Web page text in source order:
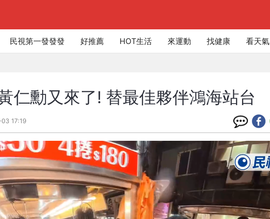
民視第一發發發 好推薦 HOT生活 來運動 找健康 看天氣
仁勳又來了! 替最佳夥伴鴻海站台
17:19